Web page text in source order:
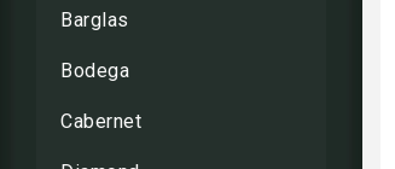
Barglas
Bodega
Cabernet